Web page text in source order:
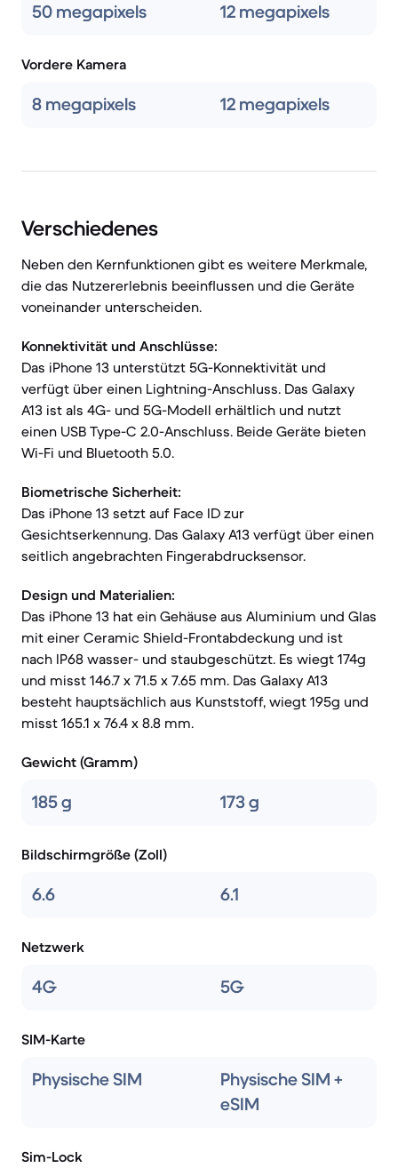
50 megapixels 12 megapixels
Vordere Kamera
8 megapixels 12 megapixels
Verschiedenes
Neben den Kernfunktionen gibt es weitere Merkmale,
die das Nutzererlebnis beeinflussen und die Geräte
voneinander unterscheiden.
Konnektivität und Anschlüsse:
Das iPhone 13 unterstützt 5G-Konnektivität und
verfügt über einen Lightning-Anschluss. Das Galaxy
A13 ist als 4G- und 5G-Modell erhältlich und nutzt
einen USB Type-C 2.0-Anschluss. Beide Geräte bieten
Wi-Fi und Bluetooth 5.0.
Biometrische Sicherheit:
Das iPhone 13 setzt auf Face ID zur
Gesichtserkennung. Das Galaxy A13 verfügt über einen
seitlich angebrachten Fingerabdrucksensor.
Design und Materialien:
Das iPhone 13 hat ein Gehäuse aus Aluminium und Glas
mit einer Ceramic Shield-Frontabdeckung und ist
nach IP68 wasser- und staubgeschützt. Es wiegt 174g
und misst 146.7 x 71.5 x 7.65 mm. Das Galaxy A13
besteht hauptsächlich aus Kunststoff, wiegt 195g und
misst 165.1 x 76.4 x 8.8 mm.
Gewicht (Gramm)
185 g 173 g
Bildschirmgröße (Zoll)
6.6 6.1
Netzwerk
4G 5G
SIM-Karte
Physische SIM
Physische SIM +
eSIM
Sim-Lock